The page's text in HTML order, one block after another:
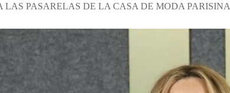
LAS PASARELAS DE LA CASA DE MODA PARISINA